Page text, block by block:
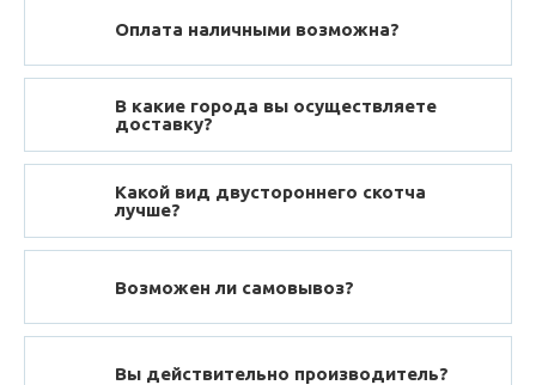
Оплата наличными возможна?
В какие города вы осуществляете
доставку?
Какой вид двустороннего скотча
лучше?
Возможен ли самовывоз?
Вы действительно производитель?